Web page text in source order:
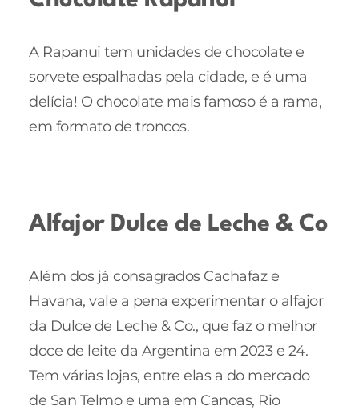
A Rapanui tem unidades de chocolate e
sorvete espalhadas pela cidade, e é uma
delícia! O chocolate mais famoso é a rama,
em formato de troncos.
Alfajor Dulce de Leche & Co
Além dos já consagrados Cachafaz e
Havana, vale a pena experimentar o alfajor
da Dulce de Leche & Co., que faz o melhor
doce de leite da Argentina em 2023 e 24.
Tem várias lojas, entre elas a do mercado
de San Telmo e uma em Canoas, Rio